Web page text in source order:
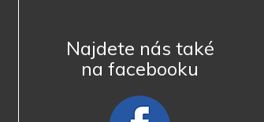
Najdete nás také
na facebooku